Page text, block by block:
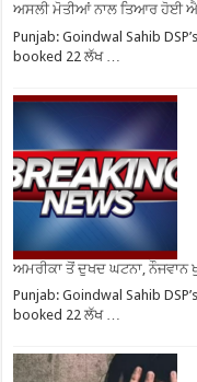
ਅਸਲੀ ਮੋਤੀਆਂ ਨਾਲ ਤਿਆਰ ਹੋਈ
Punjab: Goindwal Sahib
booked 22 ਲੱਖ …
ਅਮਰੀਕਾ ਤੋਂ ਦੁਖਦ ਘਟਨਾ, ਨੌਜਵਾਨ
Punjab: Goindwal Sahib
booked 22 ਲੱਖ …